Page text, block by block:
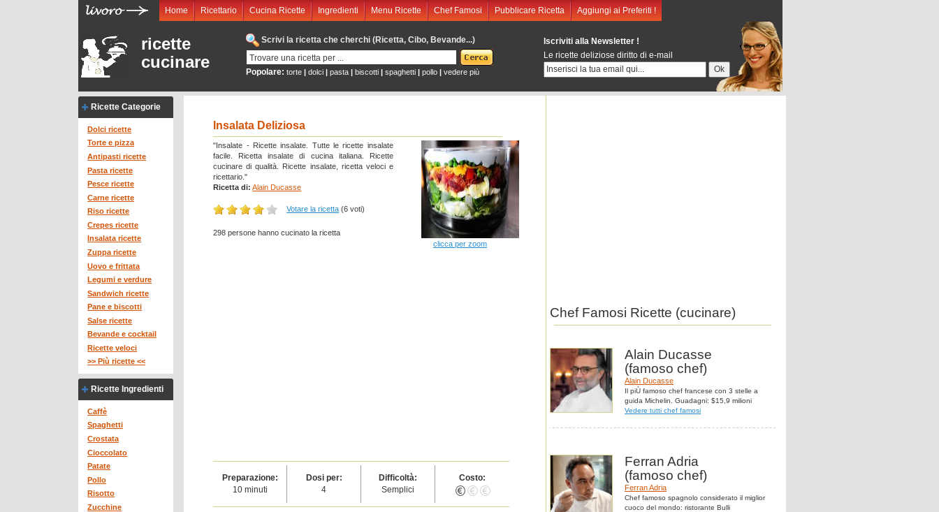
Home Ricettario Cucina Ricette Ingredienti Menu Ricette Chef Famosi Pubblicare Ricetta Aggiungi ai Preferiti !
ricette
cucinare
Scrivi la ricetta che cherchi (Ricetta, Cibo, Bevande...)
Popolare: torte dolci pasta biscotti spaghetti pollo vedere più
Iscriviti alla Newsletter !
Le ricette deliziose diritto di e-mail
Ricette Categorie
Dolci ricette
Torte e pizza
Antipasti ricette
Pasta ricette
Pesce ricette
Carne ricette
Riso ricette
Crepes ricette
Insalata ricette
Zuppa ricette
Uovo e frittata
Legumi e verdure
Sandwich ricette
Pane e biscotti
Salse ricette
Bevande e cocktail
Ricette veloci
>> Più ricette <<
Ricette Ingredienti
Caffè
Spaghetti
Crostata
Cioccolato
Patate
Pollo
Risotto
Zucchine
Insalata Deliziosa
"Insalate - Ricette insalate. Tutte le ricette insalate
facile. Ricetta insalate di cucina italiana. Ricette
cucinare di qualità. Ricette insalate, ricetta veloci e
ricettario."
Ricetta di: Alain Ducasse
Votare la ricetta (6 voti)
298 persone hanno cucinato la ricetta
clicca per zoom
Preparazione:
10 minuti
Dosi per:
4
Difficoltà:
Semplici
Costo:
Chef Famosi Ricette (cucinare)
Alain Ducasse
(famoso chef)
Alain Ducasse
Il piÙ famoso chef francese con 3 stelle a
guida Michelin. Guadagni: $15,9 milioni
Vedere tutti chef famosi
Ferran Adria
(famoso chef)
Ferran Adria
Chef famoso spagnolo considerato il miglior
cuoco del mondo: ristorante Bulli